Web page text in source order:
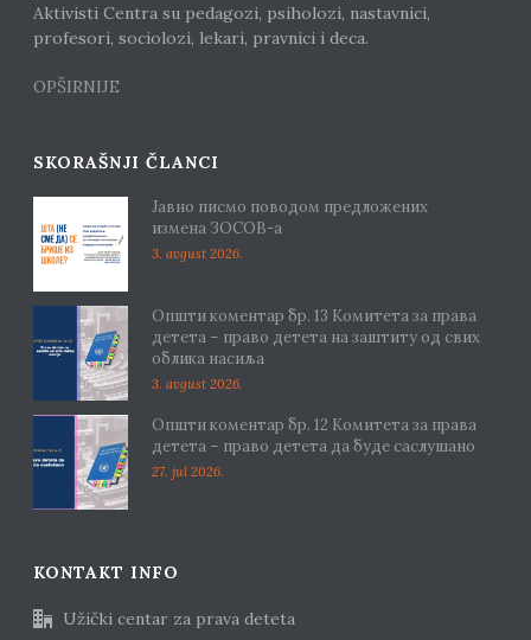
Aktivisti Centra su pedagozi, psiholozi, nastavnici,
profesori, sociolozi, lekari, pravnici i deca.
OPŠIRNIJE
SKORAŠNJI ČLANCI
Јавно писмо поводом предложених
измена ЗОСОВ-а
3. avgust 2026.
Општи коментар бр. 13 Комитета за права
детета – право детета на заштиту од свих
облика насиља
3. avgust 2026.
Општи коментар бр. 12 Комитета за права
детета – право детета да буде саслушано
27. jul 2026.
KONTAKT INFO
Užički centar za prava deteta